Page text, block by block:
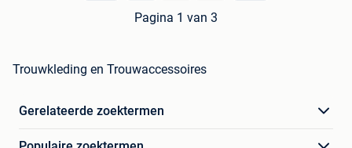
Pagina 1 van 3
Trouwkleding en Trouwaccessoires
Gerelateerde zoektermen